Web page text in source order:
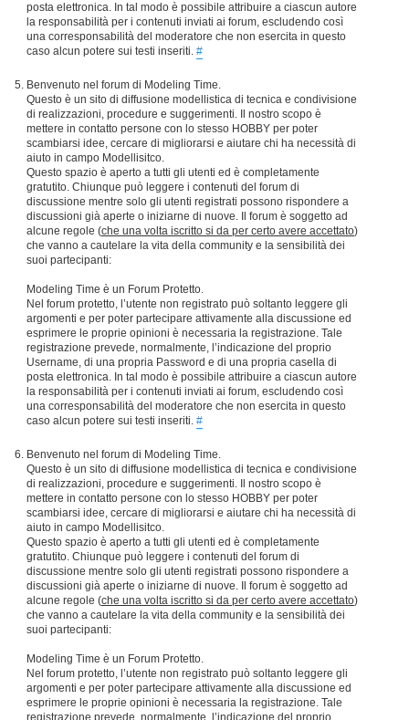
posta elettronica. In tal modo è possibile attribuire a ciascun autore
la responsabilità per i contenuti inviati ai forum, escludendo così
una corresponsabilità del moderatore che non esercita in questo
caso alcun potere sui testi inseriti. #
Benvenuto nel forum di Modeling Time.
Questo è un sito di diffusione modellistica di tecnica e condivisione
di realizzazioni, procedure e suggerimenti. Il nostro scopo è
mettere in contatto persone con lo stesso HOBBY per poter
scambiarsi idee, cercare di migliorarsi e aiutare chi ha necessità di
aiuto in campo Modellisitco.
Questo spazio è aperto a tutti gli utenti ed è completamente
gratutito. Chiunque può leggere i contenuti del forum di
discussione mentre solo gli utenti registrati possono rispondere a
discussioni già aperte o iniziarne di nuove. Il forum è soggetto ad
alcune regole (che una volta iscritto si da per certo avere accettato)
che vanno a cautelare la vita della community e la sensibilità dei
suoi partecipanti:
Modeling Time è un Forum Protetto.
Nel forum protetto, l’utente non registrato può soltanto leggere gli
argomenti e per poter partecipare attivamente alla discussione ed
esprimere le proprie opinioni è necessaria la registrazione. Tale
registrazione prevede, normalmente, l’indicazione del proprio
Username, di una propria Password e di una propria casella di
posta elettronica. In tal modo è possibile attribuire a ciascun autore
la responsabilità per i contenuti inviati ai forum, escludendo così
una corresponsabilità del moderatore che non esercita in questo
caso alcun potere sui testi inseriti. #
Benvenuto nel forum di Modeling Time.
Questo è un sito di diffusione modellistica di tecnica e condivisione
di realizzazioni, procedure e suggerimenti. Il nostro scopo è
mettere in contatto persone con lo stesso HOBBY per poter
scambiarsi idee, cercare di migliorarsi e aiutare chi ha necessità di
aiuto in campo Modellisitco.
Questo spazio è aperto a tutti gli utenti ed è completamente
gratutito. Chiunque può leggere i contenuti del forum di
discussione mentre solo gli utenti registrati possono rispondere a
discussioni già aperte o iniziarne di nuove. Il forum è soggetto ad
alcune regole (che una volta iscritto si da per certo avere accettato)
che vanno a cautelare la vita della community e la sensibilità dei
suoi partecipanti:
Modeling Time è un Forum Protetto.
Nel forum protetto, l’utente non registrato può soltanto leggere gli
argomenti e per poter partecipare attivamente alla discussione ed
esprimere le proprie opinioni è necessaria la registrazione. Tale
registrazione prevede, normalmente, l’indicazione del proprio